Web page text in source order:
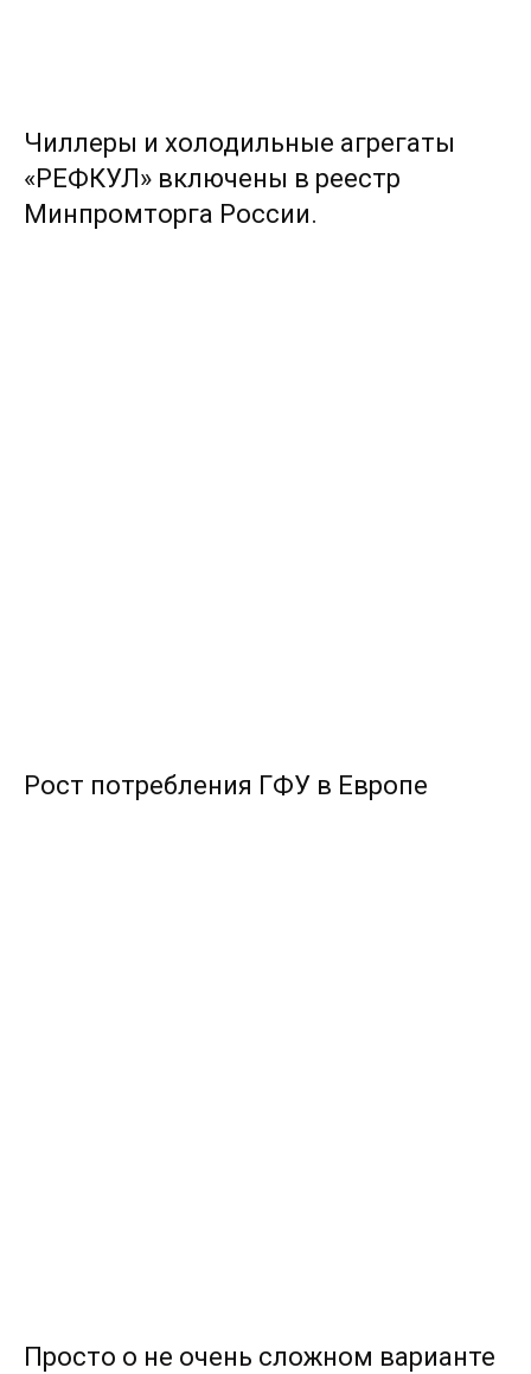
Чиллеры и холодильные агрегаты
«РЕФКУЛ» включены в реестр
Минпромторга России.
Рост потребления ГФУ в Европе
Просто о не очень сложном варианте